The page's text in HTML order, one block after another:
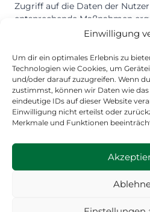
Einwilligung
Um dir ein optimales Erlebnis zu
Technologien wie Cookies, um
und/oder darauf zuzugreifen. Wenn
zustimmst, können wir Daten wie
eindeutige IDs auf dieser Website
Einwilligung nicht erteilst oder
Merkmale und Funktionen
Zugriff auf die Daten der
entsprechende Maßnahmen
geben. Sollten Sie dennoch
– Facebook (Facebook Ireland
Grand Canal Harbour, Dublin 2,
Datenschutzerklärung:https://
/privacy/, Opt-Out:https://
tab=adsundhttp://
© 2026 DJK-VfL 1919 Willich